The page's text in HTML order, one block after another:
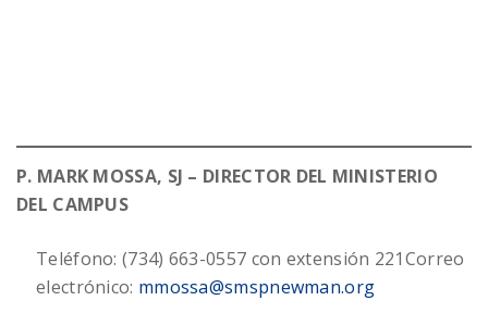
P. MARK MOSSA, SJ – DIRECTOR DEL MINISTERIO
DEL CAMPUS
Teléfono: (734) 663-0557 con extensión 221Correo
electrónico: mmossa@smspnewman.org